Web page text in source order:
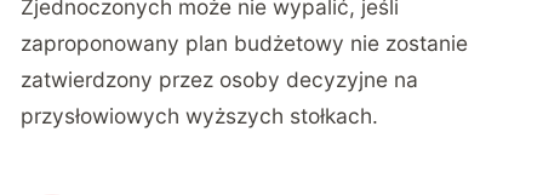
Zjednoczonych może nie wypalić, jeśli
zaproponowany plan budżetowy nie zostanie
zatwierdzony przez osoby decyzyjne na
przysłowiowych wyższych stołkach.